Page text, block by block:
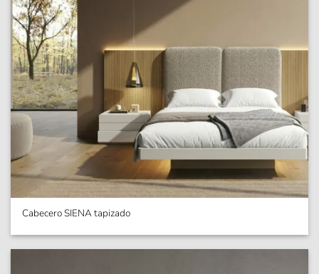
Cabecero SIENA tapizado